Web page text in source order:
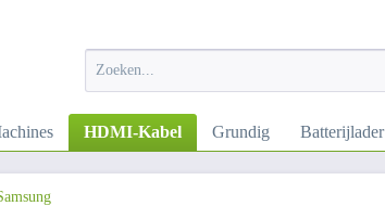
HDMI-Kabel Grundig Batterijlader